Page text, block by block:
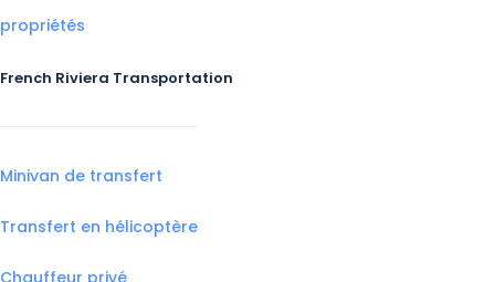
propriétés
French Riviera Transportation
Minivan de transfert
Transfert en hélicoptère